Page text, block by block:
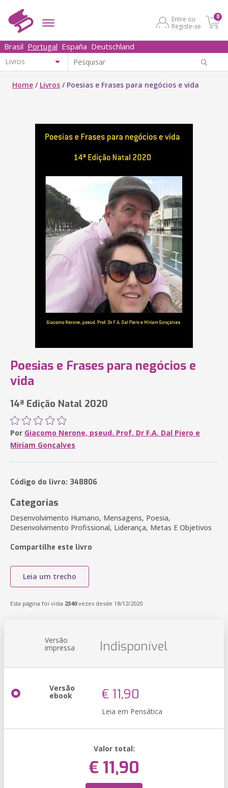
Entre ou
Registe-se
0
Brasil Portugal España Deutschland
Home / Livros / Poesias e Frases para negócios e vida
Poesias e Frases para negócios e
vida
14ª Edição Natal 2020
Por Giacomo Nerone, pseud. Prof. Dr F.A. Dal Piero e
Miriam Gonçalves
Código do livro: 348806
Categorias
Desenvolvimento Humano, Mensagens, Poesia,
Desenvolvimento Profissional, Liderança, Metas E Objetivos
Compartilhe este livro
Leia um trecho
Esta página foi vista 2340vezes desde 18/12/2020
Versão
impressa Indisponível
Versão
ebook € 11,90
Leia em Pensática
Valor total:
€ 11,90